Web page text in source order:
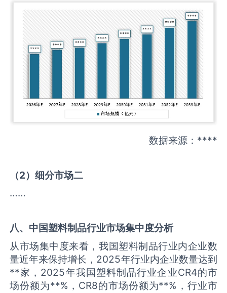
数据来源：****
（2）细分市场二
……
八、中国塑料制品行业市场集中度分析
从市场集中度来看，我国塑料制品行业内企业数
量近年来保持增长，2025年行业内企业数量达到
**家，2025年我国塑料制品行业企业CR4的市
场份额为**%，CR8的市场份额为**%，行业市